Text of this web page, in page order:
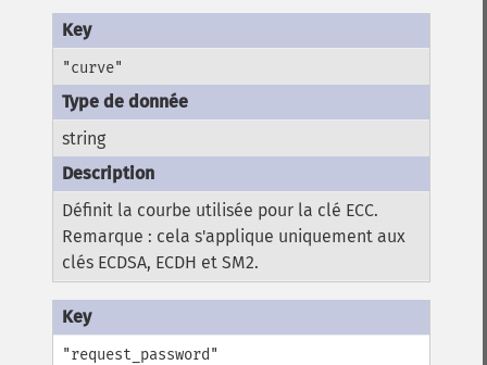
"curve"
string
Définit la courbe utilisée pour la clé ECC.
Remarque : cela s'applique uniquement aux
clés ECDSA, ECDH et SM2.
"request_password"